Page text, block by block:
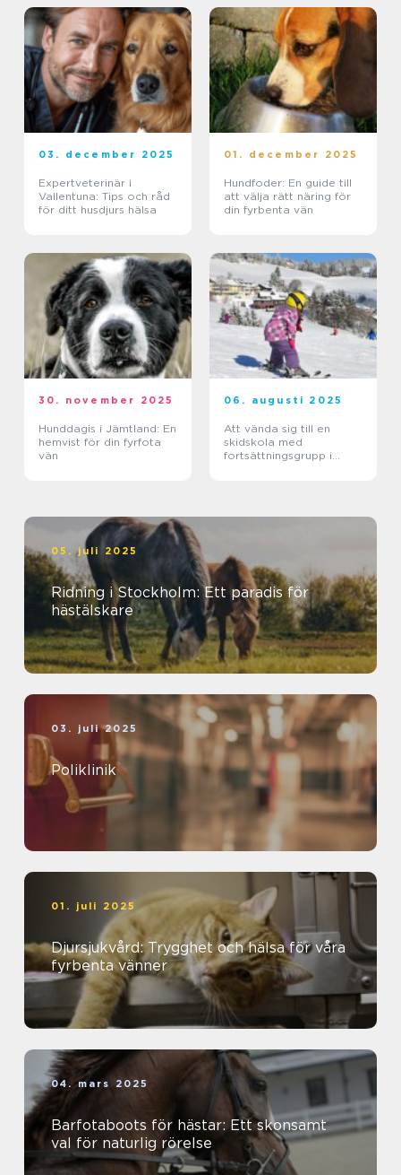
03. december 2025
Expertveterinär i
Vallentuna: Tips och råd
för ditt husdjurs hälsa
01. december 2025
Hundfoder: En guide till
att välja rätt näring för
din fyrbenta vän
30. november 2025
Hunddagis i Jämtland: En
hemvist för din fyrfota
vän
06. augusti 2025
Att vända sig till en
skidskola med
fortsättningsgrupp i
05. juli 2025
Ridning i Stockholm: Ett paradis för
hästälskare
03. juli 2025
Poliklinik
01. juli 2025
Djursjukvård: Trygghet och hälsa för våra
fyrbenta vänner
04. mars 2025
Barfotaboots för hästar: Ett skonsamt
val för naturlig rörelse